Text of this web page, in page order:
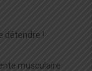
détendre !
musculaire